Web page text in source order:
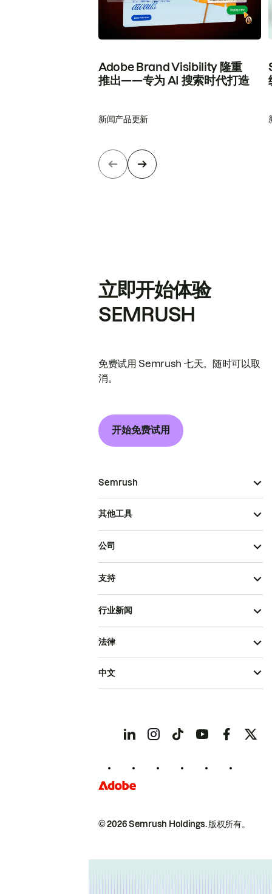
Adobe Brand Visibility 隆重
推出——专为 AI 搜索时代打造
新闻产品更新
立即开始体验
SEMRUSH
免费试用 Semrush 七天。随时可以取
消。
开始免费试用
Semrush
其他工具
公司
支持
行业新闻
© 2026 Semrush Holdings.版权所有。
法律
中文